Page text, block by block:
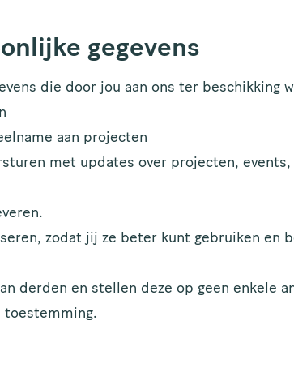
gegevens
die door jou aan ons ter beschikking
aan projecten
met updates over projecten,
zodat jij ze beter kunt gebruiken en
derden en stellen deze op geen enkele
toestemming.